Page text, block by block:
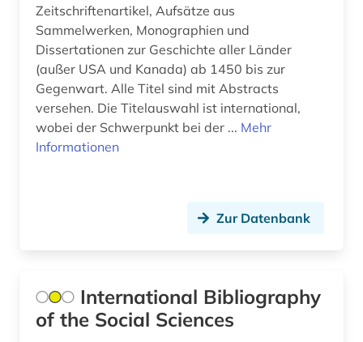
aufsatz (3)
augenzeuge (2)
august von (1)
aurelius augustinus (2)
ausländer (1)
Zeitschriftenartikel, Aufsätze aus
Sammelwerken, Monographien und
Dissertationen zur Geschichte aller Länder
(außer USA und Kanada) ab 1450 bis zur
Gegenwart. Alle Titel sind mit Abstracts
versehen. Die Titelauswahl ist international,
wobei der Schwerpunkt bei der ... Mehr
Informationen
Zur Datenbank
International Bibliography
of the Social Sciences